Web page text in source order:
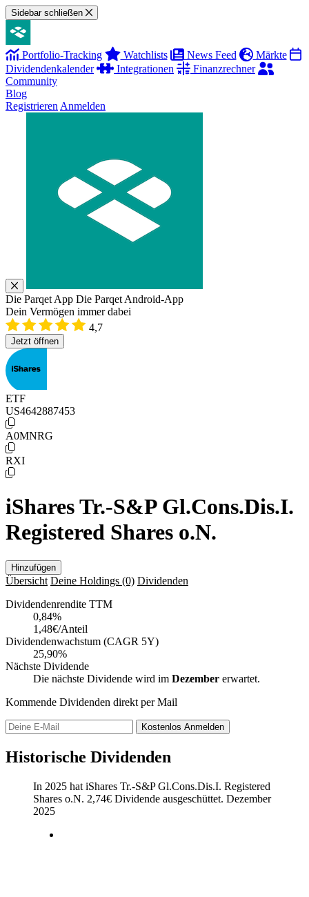
Sidebar schließen
Portfolio-Tracking Watchlists News Feed
Märkte
Dividendenkalender
Integrationen
Finanzrechner
Community
Blog
Registrieren Anmelden
Die Parqet App Die Parqet Android-App
Dein Vermögen immer dabei
4,7
Jetzt öffnen
ETF
US4642887453
A0MNRG
RXI
iShares Tr.-S&P Gl.Cons.Dis.I.
Registered Shares o.N.
Hinzufügen
Übersicht Deine Holdings (0) Dividenden
Dividendenrendite TTM
0,84%
1,48€/Anteil
Dividendenwachstum (CAGR 5Y)
25,90%
Nächste Dividende
Die nächste Dividende wird im Dezember erwartet.
Kommende Dividenden direkt per Mail
Kostenlos Anmelden
Historische Dividenden
In 2025 hat iShares Tr.-S&P Gl.Cons.Dis.I. Registered
Shares o.N. 2,74€ Dividende ausgeschüttet. Dezember
2025